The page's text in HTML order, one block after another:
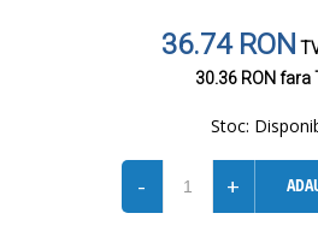
36.74 RON
30.36 RONfara
Stoc:
- +